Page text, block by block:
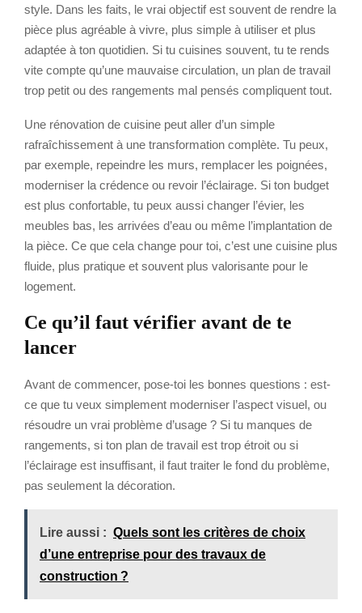
style. Dans les faits, le vrai objectif est souvent de rendre la
pièce plus agréable à vivre, plus simple à utiliser et plus
adaptée à ton quotidien. Si tu cuisines souvent, tu te rends
vite compte qu’une mauvaise circulation, un plan de travail
trop petit ou des rangements mal pensés compliquent tout.
Une rénovation de cuisine peut aller d’un simple
rafraîchissement à une transformation complète. Tu peux,
par exemple, repeindre les murs, remplacer les poignées,
moderniser la crédence ou revoir l’éclairage. Si ton budget
est plus confortable, tu peux aussi changer l’évier, les
meubles bas, les arrivées d’eau ou même l’implantation de
la pièce. Ce que cela change pour toi, c’est une cuisine plus
fluide, plus pratique et souvent plus valorisante pour le
logement.
Ce qu’il faut vérifier avant de te
lancer
Avant de commencer, pose-toi les bonnes questions : est-
ce que tu veux simplement moderniser l’aspect visuel, ou
résoudre un vrai problème d’usage ? Si tu manques de
rangements, si ton plan de travail est trop étroit ou si
l’éclairage est insuffisant, il faut traiter le fond du problème,
pas seulement la décoration.
Lire aussi : Quels sont les critères de choix
d’une entreprise pour des travaux de
construction ?